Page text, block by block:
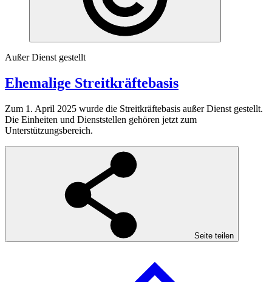
Außer Dienst gestellt
Ehemalige Streitkräftebasis
Zum 1. April 2025 wurde die Streitkräftebasis außer Dienst gestellt.
Die Einheiten und Dienststellen gehören jetzt zum
Unterstützungsbereich.
Seite teilen